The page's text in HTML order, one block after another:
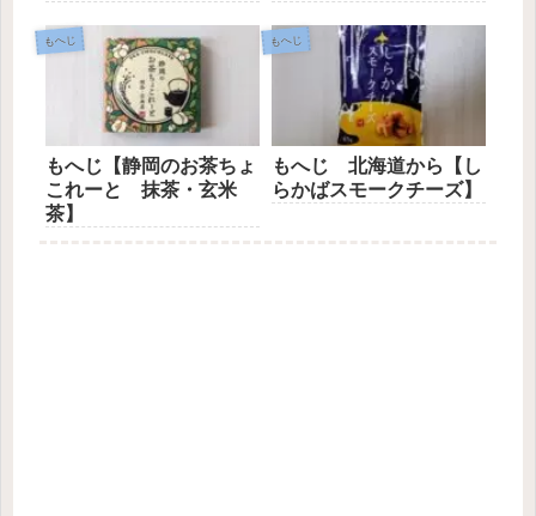
もへじ
もへじ【静岡のお茶ちょ
これーと 抹茶・玄米
茶】
もへじ
もへじ 北海道から【し
らかばスモークチーズ】